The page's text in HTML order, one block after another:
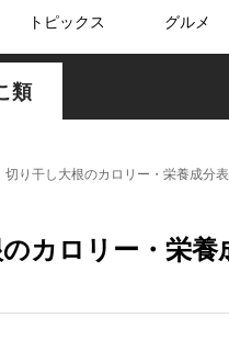
トピックス グルメ
類
切り干し大根のカロリー・栄養成分表
カロリー・栄養